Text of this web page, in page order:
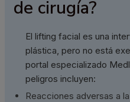
de cirugía?
El lifting facial es una
plástica, pero no está
portal especializado
peligros incluyen:
Reacciones adversas a